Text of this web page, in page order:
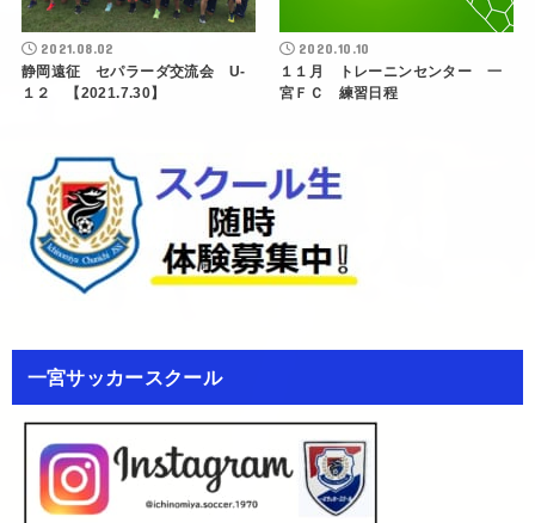
2021.08.02
静岡遠征 セパラーダ交流会 U-
１２ 【2021.7.30】
2020.10.10
１１月 トレーニンセンター 一
宮ＦＣ 練習日程
一宮サッカースクール